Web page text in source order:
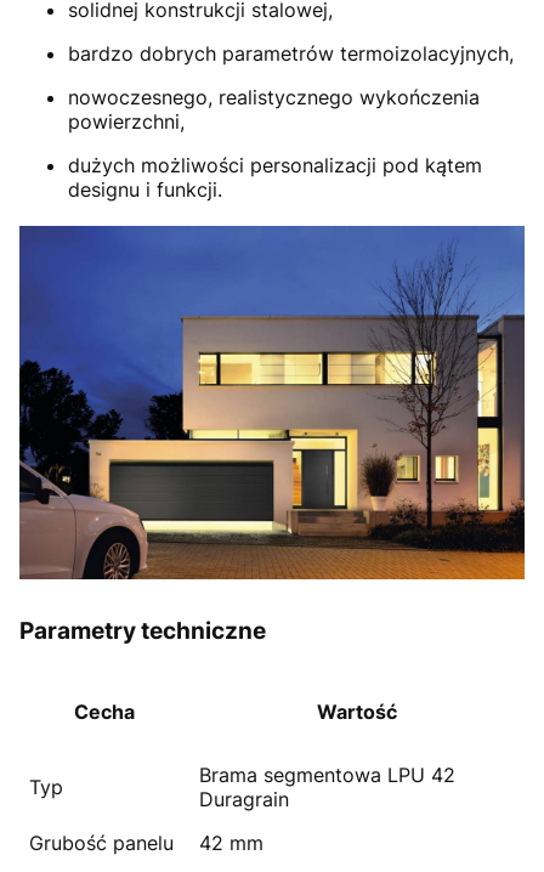
solidnej konstrukcji stalowej,
bardzo dobrych parametrów termoizolacyjnych,
nowoczesnego, realistycznego wykończenia
powierzchni,
dużych możliwości personalizacji pod kątem
designu i funkcji.
Parametry techniczne
Cecha Wartość
Typ
Brama segmentowa LPU 42
Duragrain
Grubość panelu
42 mm